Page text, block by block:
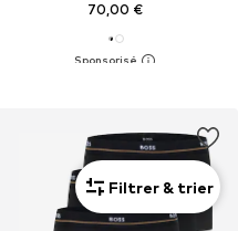
70,00 €
Filtrer & trier